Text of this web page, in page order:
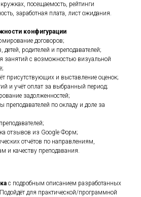
посещаемость, рейтинги
заработная плата, лист ожидания.
конфигурации
договоров;
детей, родителей и преподавателей;
занятий с возможностью визуальной
присутствующих и выставление оценок;
и учёт оплат за выбранный период;
задолженностей;
преподавателей по окладу и доле за
отзывов из Google Форм;
отчётов по направлениям,
и качеству преподавания.
с подробным описанием разработанных
для практической/программной